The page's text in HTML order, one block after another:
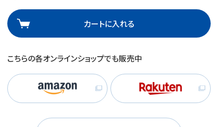
カートに入れる
こちらの各オンラインショップでも販売中